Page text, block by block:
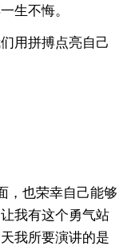
生不悔。
用拼搏点亮自己
，也荣幸自己能够
我有这个勇气站
我所要演讲的是